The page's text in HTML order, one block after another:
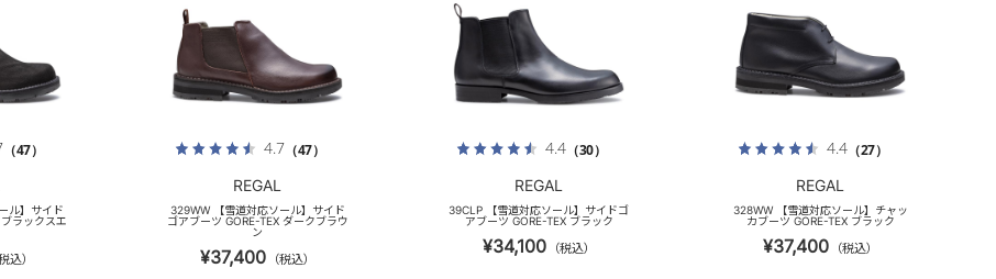
（47）
ル】サイド
ラックスエ
込）
4.7（47）
REGAL
329WW 【雪道対応ソール】サイド
ゴアブーツ GORE-TEX ダークブラウ
ン
¥37,400 （税込）
4.4（30）
REGAL
39CLP 【雪道対応ソール】サイドゴ
アブーツ GORE-TEX ブラック
¥34,100 （税込）
4.4（27）
REGAL
328WW 【雪道対応ソール】チャッ
カブーツ GORE-TEX ブラック
¥37,400 （税込）